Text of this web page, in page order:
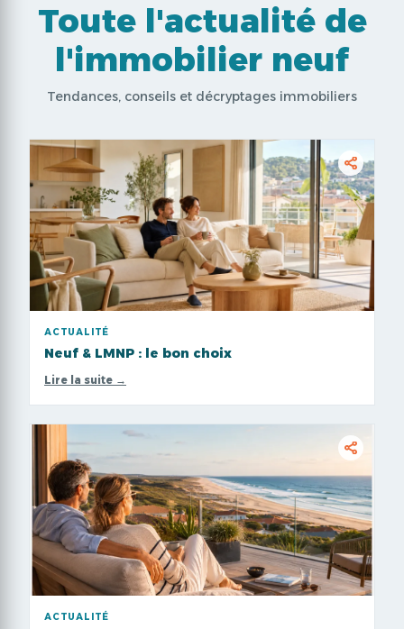
Toute l'actualité de
l'immobilier neuf
Tendances, conseils et décryptages immobiliers
ACTUALITÉ
Neuf & LMNP : le bon choix
Lire la suite →
ACTUALITÉ